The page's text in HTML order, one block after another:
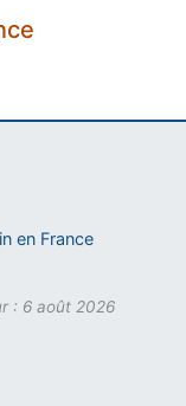
en France
: 6 août 2026